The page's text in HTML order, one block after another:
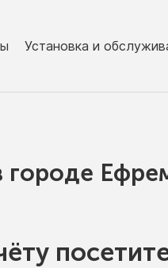
Установка и
городe